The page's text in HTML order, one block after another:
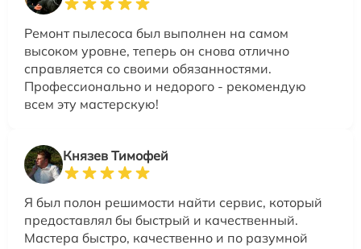
Ремонт пылесоса был выполнен на самом
высоком уровне, теперь он снова отлично
справляется со своими обязанностями.
Профессионально и недорого - рекомендую
всем эту мастерскую!
Князев Тимофей
Я был полон решимости найти сервис, который
предоставлял бы быстрый и качественный.
Мастера быстро, качественно и по разумной